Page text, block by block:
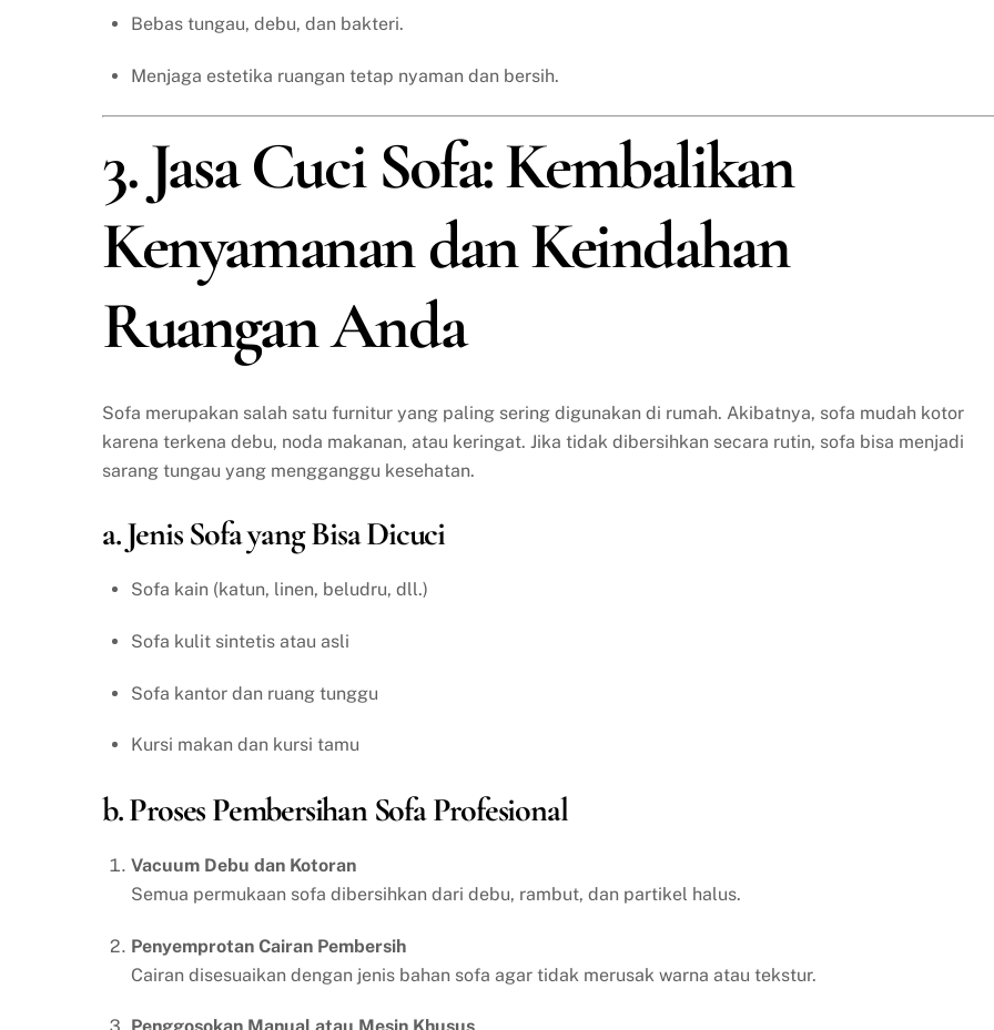
Bebas tungau, debu, dan bakteri.
Menjaga estetika ruangan tetap nyaman dan bersih.
3. Jasa Cuci Sofa: Kembalikan
Kenyamanan dan Keindahan
Ruangan Anda
Sofa merupakan salah satu furnitur yang paling sering digunakan di rumah. Akibatnya, sofa mudah kotor
karena terkena debu, noda makanan, atau keringat. Jika tidak dibersihkan secara rutin, sofa bisa menjadi
sarang tungau yang mengganggu kesehatan.
a. Jenis Sofa yang Bisa Dicuci
Sofa kain (katun, linen, beludru, dll.)
Sofa kulit sintetis atau asli
Sofa kantor dan ruang tunggu
Kursi makan dan kursi tamu
b. Proses Pembersihan Sofa Profesional
Vacuum Debu dan Kotoran
Semua permukaan sofa dibersihkan dari debu, rambut, dan partikel halus.
Penyemprotan Cairan Pembersih
Cairan disesuaikan dengan jenis bahan sofa agar tidak merusak warna atau tekstur.